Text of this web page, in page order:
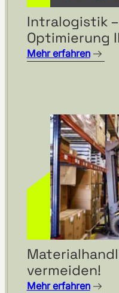
Intralogistik
Optimierung
Mehr erfahren
vermeiden!
Mehr erfahren